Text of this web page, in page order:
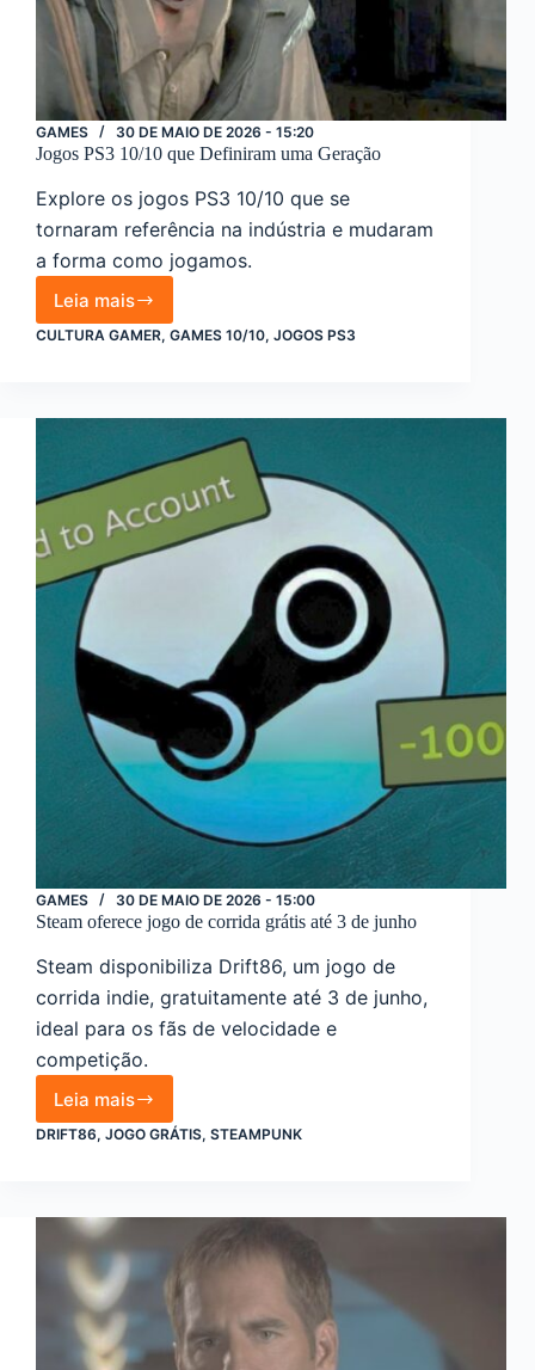
GAMES 30 DE MAIO DE 2026 - 15:20
Jogos PS3 10/10 que Definiram uma Geração
Explore os jogos PS3 10/10 que se
tornaram referência na indústria e mudaram
a forma como jogamos.
Leia mais
Jogos
PS3
uma
CULTURA GAMER, GAMES 10/10, JOGOS PS3
GAMES 30 DE MAIO DE 2026 - 15:00
Steam oferece jogo de corrida grátis até 3 de junho
Steam disponibiliza Drift86, um jogo de
corrida indie, gratuitamente até 3 de junho,
ideal para os fãs de velocidade e
competição.
Leia mais
Steam
oferece
grátis
3
de
junho
DRIFT86, JOGO GRÁTIS, STEAMPUNK